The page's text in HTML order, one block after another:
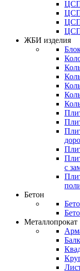
ЖБИ изделия
с
Бетон
Металлопрокат